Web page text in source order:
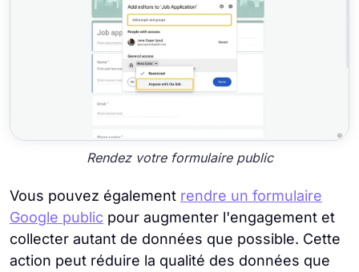
Rendez votre formulaire public
Vous pouvez également rendre un formulaire
Google public pour augmenter l'engagement et
collecter autant de données que possible. Cette
action peut réduire la qualité des données que